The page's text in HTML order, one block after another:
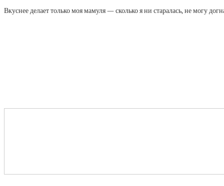
Вкуснее делает только моя мамуля — сколько я ни старалась, не могу